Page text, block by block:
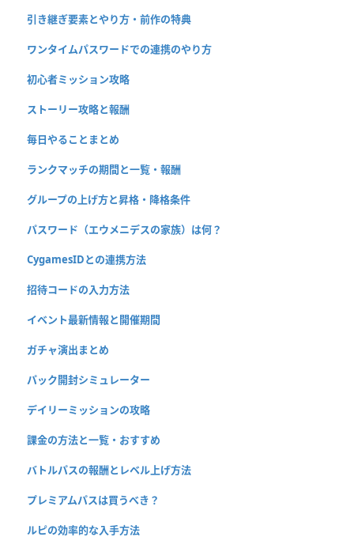
引き継ぎ要素とやり方・前作の特典
ワンタイムパスワードでの連携のやり方
初心者ミッション攻略
ストーリー攻略と報酬
毎日やることまとめ
ランクマッチの期間と一覧・報酬
グループの上げ方と昇格・降格条件
パスワード（エウメニデスの家族）は何？
CygamesIDとの連携方法
招待コードの入力方法
イベント最新情報と開催期間
ガチャ演出まとめ
パック開封シミュレーター
デイリーミッションの攻略
課金の方法と一覧・おすすめ
バトルパスの報酬とレベル上げ方法
プレミアムパスは買うべき？
ルピの効率的な入手方法